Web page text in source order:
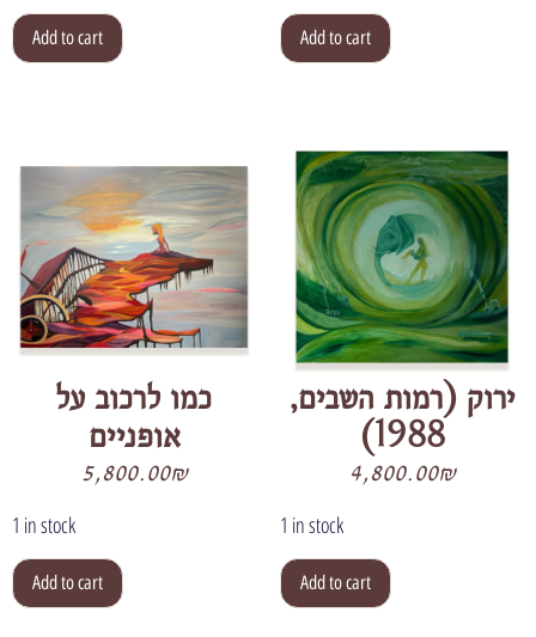
Add to cart Add to cart
כמו לרכוב על
אופניים
5,800.00₪
1 in stock
Add to cart
ירוק (רמות השבים,
1988)
4,800.00₪
1 in stock
Add to cart